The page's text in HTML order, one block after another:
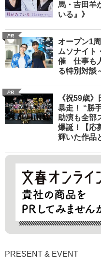
馬・吉田羊
いる』》
PR
オープン1
ムソナイト
催 仕事も
る特別対談
PR
《祝59歳
暴走！ “勝
助演も全部
爆誕！【応
輝いた作品
PRESENT & EVENT